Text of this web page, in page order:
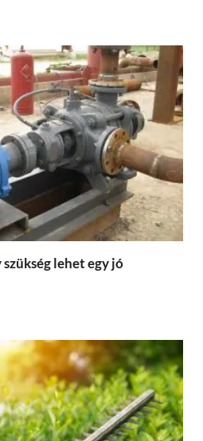
lehet egy jó